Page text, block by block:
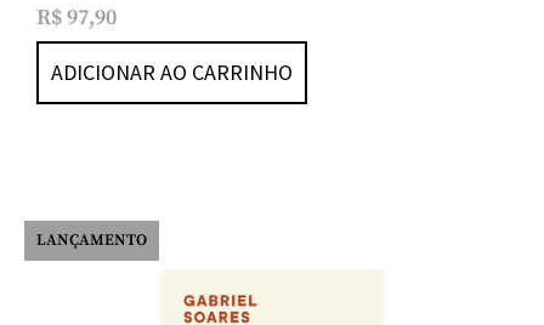
R$97,90
ADICIONAR AO CARRINHO
LANÇAMENTO